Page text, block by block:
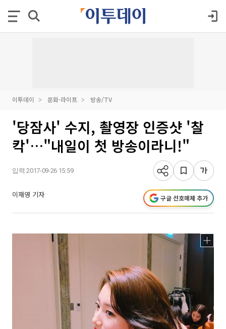
이투데이 문화·라이프 방송/TV
'당잠사' 수지, 촬영장 인증샷 '찰
칵'…"내일이 첫 방송이라니!"
입력 2017-09-26 15:59
이재영 기자 구글 선호매체 추가